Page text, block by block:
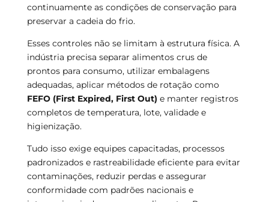
continuamente as condições de conservação para
preservar a cadeia do frio.
Esses controles não se limitam à estrutura física. A
indústria precisa separar alimentos crus de
prontos para consumo, utilizar embalagens
adequadas, aplicar métodos de rotação como
FEFO (First Expired, First Out) e manter registros
completos de temperatura, lote, validade e
higienização.
Tudo isso exige equipes capacitadas, processos
padronizados e rastreabilidade eficiente para evitar
contaminações, reduzir perdas e assegurar
conformidade com padrões nacionais e